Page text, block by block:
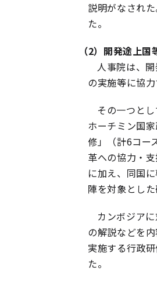
説明がなされ
た。
（2）開発途上
人事院は、
の実施等に協
その一つと
ホーチミン国
修」（計6コー
革への協力・
に加え、同国
陣を対象とし
カンボジア
の解説などを
実施する行政
た。